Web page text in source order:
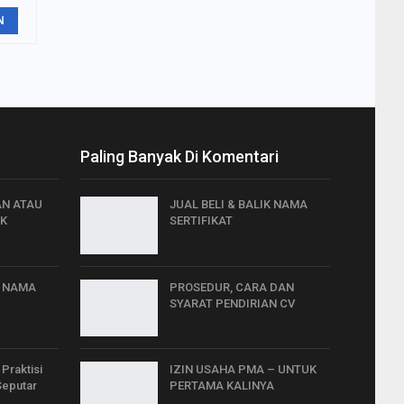
ATAU
NAMA
Praktisi
Paling Banyak Di Komentari
JUAL BELI & BALIK NAMA
SERTIFIKAT
PROSEDUR, CARA DAN
SYARAT PENDIRIAN CV
IZIN USAHA PMA – UNTUK
PERTAMA KALINYA